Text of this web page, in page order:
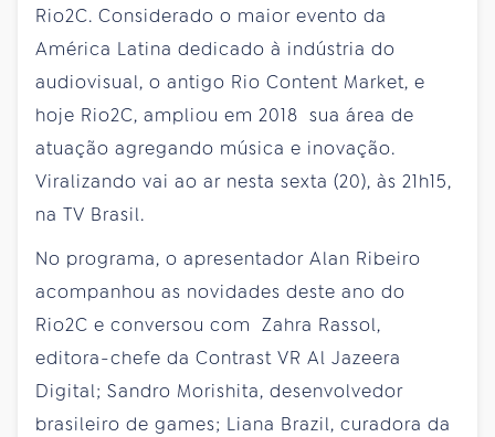
Rio2C. Considerado o maior evento da
América Latina dedicado à indústria do
audiovisual, o antigo Rio Content Market, e
hoje Rio2C, ampliou em 2018 sua área de
atuação agregando música e inovação.
Viralizando vai ao ar nesta sexta (20), às 21h15,
na TV Brasil.
No programa, o apresentador Alan Ribeiro
acompanhou as novidades deste ano do
Rio2C e conversou com Zahra Rassol,
editora-chefe da Contrast VR Al Jazeera
Digital; Sandro Morishita, desenvolvedor
brasileiro de games; Liana Brazil, curadora da